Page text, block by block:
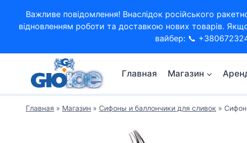
содержимому
Важливе повідомлення! Внаслідок російського
відновленням роботи та доставкою нових товарів.
вайбер: 📞
Главная Магазин
Главная » Магазин » Сифоны и баллончики для сливок »